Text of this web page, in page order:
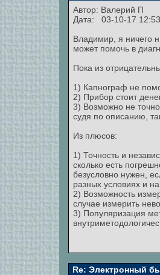
Автор: Валерий П
Дата: 03-10-17 12:53
Владимир, я ничего
может помочь в
Пока из
1) Капнограф не
2) Прибор стоит
3) Возможно не
судя по описанию,
Из плюсов:
1) Точность и
сколько есть
безусловно нужен,
разных условиях и
2) Возможность
случае измерить
3) Популяризация
Re: Электронный